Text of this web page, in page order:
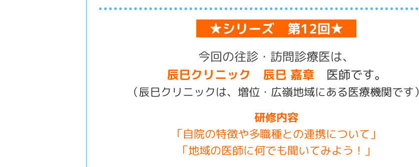
★シリーズ 第12回★
今回の往診・訪問診療医は、
辰巳クリニック 辰巳 嘉章
医師です。
（辰巳クリニックは、増位・広嶺地域にある医療機関です）
研修内容
「自院の特徴や多職種との連携について」
「地域の医師に何でも聞いてみよう！ 」